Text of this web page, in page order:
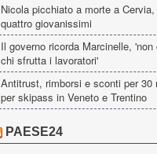
Nicola picchiato a morte a
quattro giovanissimi
Il governo ricorda Marcinelle,
chi sfrutta i lavoratori'
Antitrust, rimborsi e sconti per 30
per skipass in Veneto e Trentino
PAESE24